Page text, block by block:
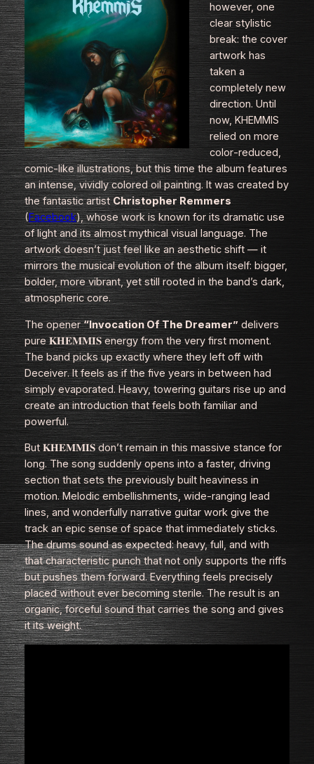
however, one
clear stylistic
break: the cover
artwork has
taken a
completely new
direction. Until
now, KHEMMIS
relied on more
color‑reduced,
comic‑like illustrations, but this time the album features
an intense, vividly colored oil painting. It was created by
the fantastic artistChristopher Remmers
(Facebook), whose work is known for its dramatic use
of light and its almost mythical visual language. The
artwork doesn’t just feel like an aesthetic shift — it
mirrors the musical evolution of the album itself: bigger,
bolder, more vibrant, yet still rooted in the band’s dark,
atmospheric core.
The opener“Invocation Of The Dreamer”delivers
pure 𝐊𝐇𝐄𝐌𝐌𝐈𝐒 energy from the very first moment.
The band picks up exactly where they left off with
Deceiver. It feels as if the five years in between had
simply evaporated. Heavy, towering guitars rise up and
create an introduction that feels both familiar and
powerful.
But 𝐊𝐇𝐄𝐌𝐌𝐈𝐒 don’t remain in this massive stance for
long. The song suddenly opens into a faster, driving
section that sets the previously built heaviness in
motion. Melodic embellishments, wide‑ranging lead
lines, and wonderfully narrative guitar work give the
track an epic sense of space that immediately sticks.
The drums sound as expected: heavy, full, and with
that characteristic punch that not only supports the riffs
but pushes them forward. Everything feels precisely
placed without ever becoming sterile. The result is an
organic, forceful sound that carries the song and gives
it its weight.